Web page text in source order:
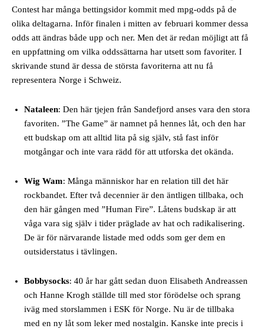
Contest har många bettingsidor kommit med mpg-odds på de
olika deltagarna. Inför finalen i mitten av februari kommer dessa
odds att ändras både upp och ner. Men det är redan möjligt att få
en uppfattning om vilka oddssättarna har utsett som favoriter. I
skrivande stund är dessa de största favoriterna att nu få
representera Norge i Schweiz.
Nataleen: Den här tjejen från Sandefjord anses vara den stora
favoriten. ”The Game” är namnet på hennes låt, och den har
ett budskap om att alltid lita på sig själv, stå fast inför
motgångar och inte vara rädd för att utforska det okända.
Wig Wam: Många människor har en relation till det här
rockbandet. Efter två decennier är den äntligen tillbaka, och
den här gången med ”Human Fire”. Låtens budskap är att
våga vara sig själv i tider präglade av hat och radikalisering.
De är för närvarande listade med odds som ger dem en
outsiderstatus i tävlingen.
Bobbysocks: 40 år har gått sedan duon Elisabeth Andreassen
och Hanne Krogh ställde till med stor förödelse och sprang
iväg med storslammen i ESK för Norge. Nu är de tillbaka
med en ny låt som leker med nostalgin. Kanske inte precis i